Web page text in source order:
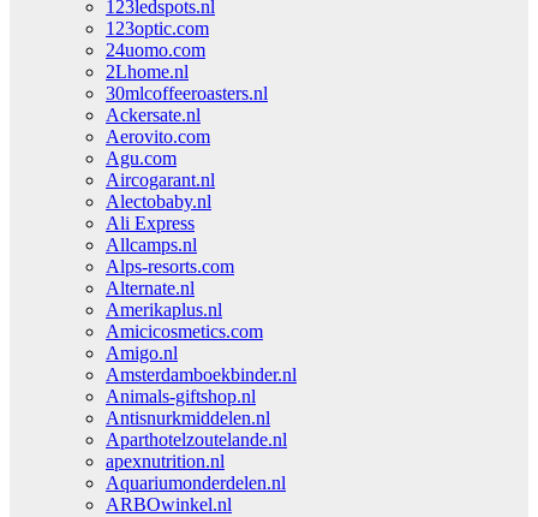
123ledspots.nl
123optic.com
24uomo.com
2Lhome.nl
30mlcoffeeroasters.nl
Ackersate.nl
Aerovito.com
Agu.com
Aircogarant.nl
Alectobaby.nl
Ali Express
Allcamps.nl
Alps-resorts.com
Alternate.nl
Amerikaplus.nl
Amicicosmetics.com
Amigo.nl
Amsterdamboekbinder.nl
Animals-giftshop.nl
Antisnurkmiddelen.nl
Aparthotelzoutelande.nl
apexnutrition.nl
Aquariumonderdelen.nl
ARBOwinkel.nl